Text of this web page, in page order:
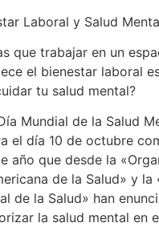
Laboral y Salud
que trabajar en un
el bienestar laboral
tu salud mental?
Mundial de la Salud
el día 10 de octubre
año que desde la
de la Salud» y la
de la Salud» han
la salud mental en